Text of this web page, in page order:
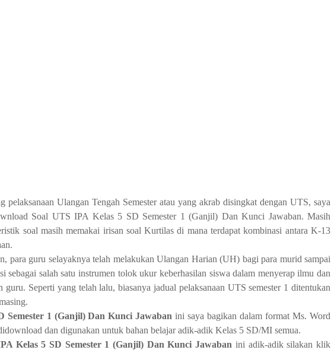
pelaksanaan Ulangan Tengah Semester atau yang akrab disingkat dengan UTS, saya
Soal UTS IPA Kelas 5 SD Semester 1 (Ganjil) Dan Kunci Jawaban. Masih
soal masih memakai irisan soal Kurtilas di mana terdapat kombinasi antara K-13
para guru selayaknya telah melakukan Ulangan Harian (UH) bagi para murid sampai
sebagai salah satu instrumen tolok ukur keberhasilan siswa dalam menyerap ilmu dan
guru. Seperti yang telah lalu, biasanya jadual pelaksanaan UTS semester 1 ditentukan
Semester 1 (Ganjil) Dan Kunci Jawabanini saya bagikan dalam format Ms. Word
dan digunakan untuk bahan belajar adik-adik Kelas 5 SD/MI semua.
Kelas 5 SD Semester 1 (Ganjil) Dan Kunci Jawaban ini adik-adik silakan klik